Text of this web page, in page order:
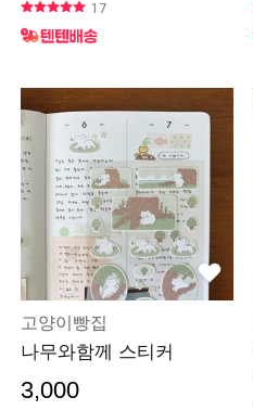
17
고양이빵집
나무와함께 스티커
3,000